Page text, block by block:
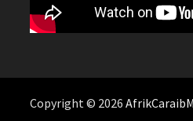
Copyright © 2026